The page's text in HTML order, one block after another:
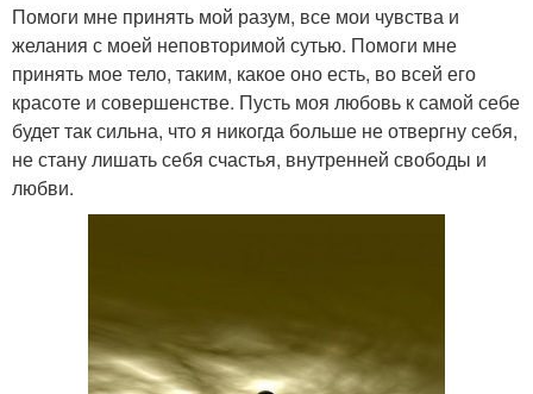
Помоги мне принять мой разум, все мои чувства и
желания с моей неповторимой сутью. Помоги мне
принять мое тело, таким, какое оно есть, во всей его
красоте и совершенстве. Пусть моя любовь к самой себе
будет так сильна, что я никогда больше не отвергну себя,
не стану лишать себя счастья, внутренней свободы и
любви.